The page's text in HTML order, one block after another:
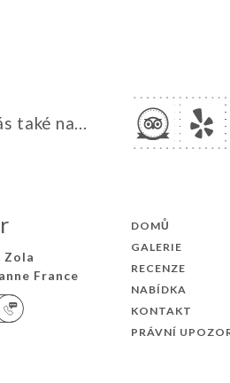
také na...
Zola
France
DOMŮ
GALERIE
RECENZE
NABÍDKA
KONTAKT
PRÁVNÍ